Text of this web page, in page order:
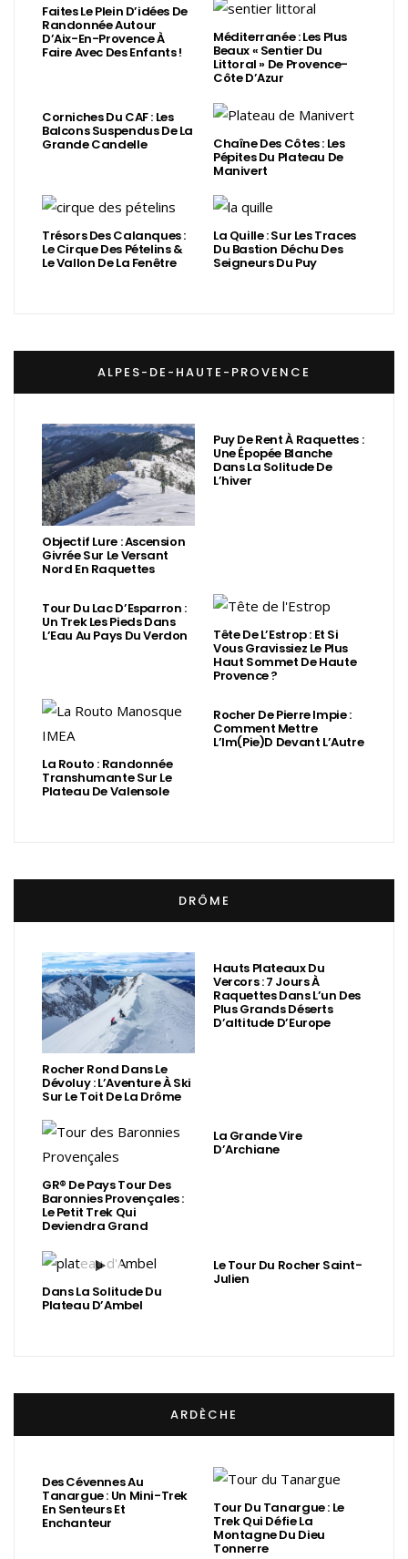
Faites Le Plein D’idées De
Randonnée Autour
D’Aix-En-Provence À
Faire Avec Des Enfants !
Méditerranée : Les Plus
Beaux « Sentier Du
Littoral » De Provence-
Côte D’Azur
Corniches Du CAF : Les
Balcons Suspendus De La
Grande Candelle Chaîne Des Côtes : Les
Pépites Du Plateau De
Manivert
Trésors Des Calanques :
Le Cirque Des Pételins &
Le Vallon De La Fenêtre
La Quille : Sur Les Traces
Du Bastion Déchu Des
Seigneurs Du Puy
ALPES-DE-HAUTE-PROVENCE
Objectif Lure : Ascension
Givrée Sur Le Versant
Nord En Raquettes
Puy De Rent À Raquettes :
Une Épopée Blanche
Dans La Solitude De
L’hiver
Tour Du Lac D’Esparron :
Un Trek Les Pieds Dans
L’Eau Au Pays Du Verdon Tête De L’Estrop : Et Si
Vous Gravissiez Le Plus
Haut Sommet De Haute
Provence ?
La Routo : Randonnée
Transhumante Sur Le
Plateau De Valensole
Rocher De Pierre Impie :
Comment Mettre
L’Im(Pie)d Devant L’Autre
DRÔME
Rocher Rond Dans Le
Dévoluy : L’Aventure À Ski
Sur Le Toit De La Drôme
Hauts Plateaux Du
Vercors : 7 Jours À
Raquettes Dans L’un Des
Plus Grands Déserts
D’altitude D’Europe
GR® De Pays Tour Des
Baronnies Provençales :
Le Petit Trek Qui
Deviendra Grand
La Grande Vire
D’Archiane
Dans La Solitude Du
Plateau D’Ambel
Le Tour Du Rocher Saint-
Julien
ARDÈCHE
Des Cévennes Au
Tanargue : Un Mini-Trek
En Senteurs Et
Enchanteur
Tour Du Tanargue : Le
Trek Qui Défie La
Montagne Du Dieu
Tonnerre